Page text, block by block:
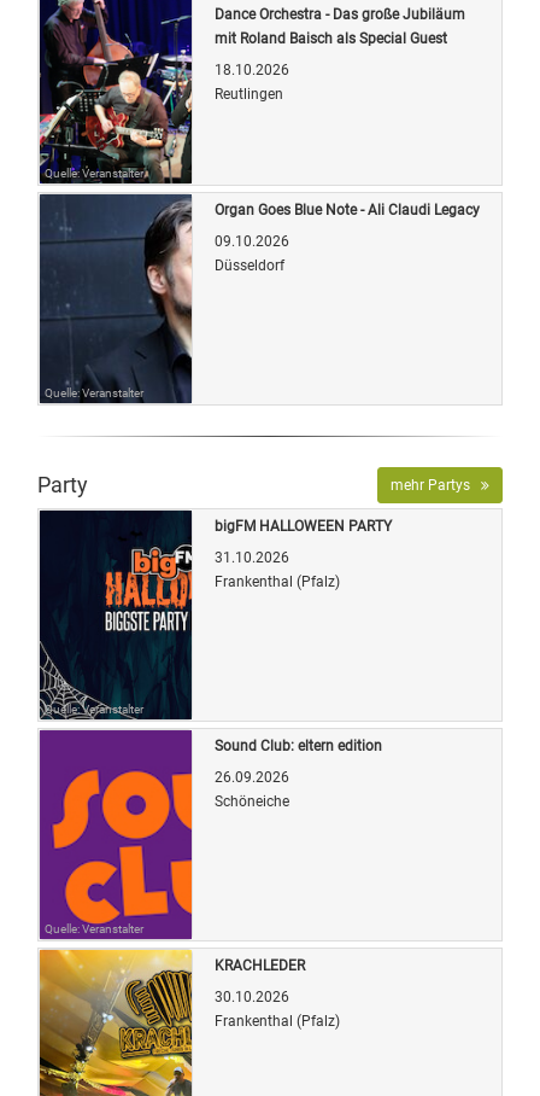
Quelle: Veranstalter
Dance Orchestra - Das große Jubiläum
mit Roland Baisch als Special Guest
18.10.2026
Reutlingen
Quelle: Veranstalter
Organ Goes Blue Note - Ali Claudi Legacy
09.10.2026
Düsseldorf
Party mehr Partys
Quelle: Veranstalter
bigFM HALLOWEEN PARTY
31.10.2026
Frankenthal (Pfalz)
Quelle: Veranstalter
Sound Club: eltern edition
26.09.2026
Schöneiche
KRACHLEDER
30.10.2026
Frankenthal (Pfalz)